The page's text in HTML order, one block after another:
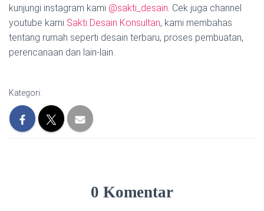
kunjungi instagram kami @sakti_desain. Cek juga channel
youtube kami Sakti Desain Konsultan, kami membahas
tentang rumah seperti desain terbaru, proses pembuatan,
perencanaan dan lain-lain.
Kategori:
0 Komentar